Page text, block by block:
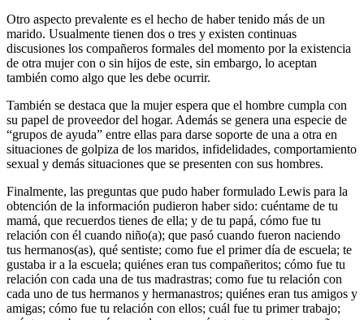
Otro aspecto prevalente es el hecho de haber tenido más de un
marido. Usualmente tienen dos o tres y existen continuas
discusiones los compañeros formales del momento por la existencia
de otra mujer con o sin hijos de este, sin embargo, lo aceptan
también como algo que les debe ocurrir.
También se destaca que la mujer espera que el hombre cumpla con
su papel de proveedor del hogar. Además se genera una especie de
“grupos de ayuda” entre ellas para darse soporte de una a otra en
situaciones de golpiza de los maridos, infidelidades, comportamiento
sexual y demás situaciones que se presenten con sus hombres.
Finalmente, las preguntas que pudo haber formulado Lewis para la
obtención de la información pudieron haber sido: cuéntame de tu
mamá, que recuerdos tienes de ella; y de tu papá, cómo fue tu
relación con él cuando niño(a); que pasó cuando fueron naciendo
tus hermanos(as), qué sentiste; como fue el primer día de escuela; te
gustaba ir a la escuela; quiénes eran tus compañeritos; cómo fue tu
relación con cada una de tus madrastras; como fue tu relación con
cada uno de tus hermanos y hermanastros; quiénes eran tus amigos y
amigas; cómo fue tu relación con ellos; cuál fue tu primer trabajo;